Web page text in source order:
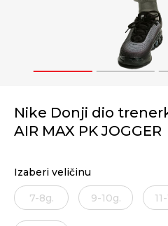
1 2
Nike Donji dio
AIR MAX PK JOGGER
Izaberi veličinu
7-8g. 9-10g.